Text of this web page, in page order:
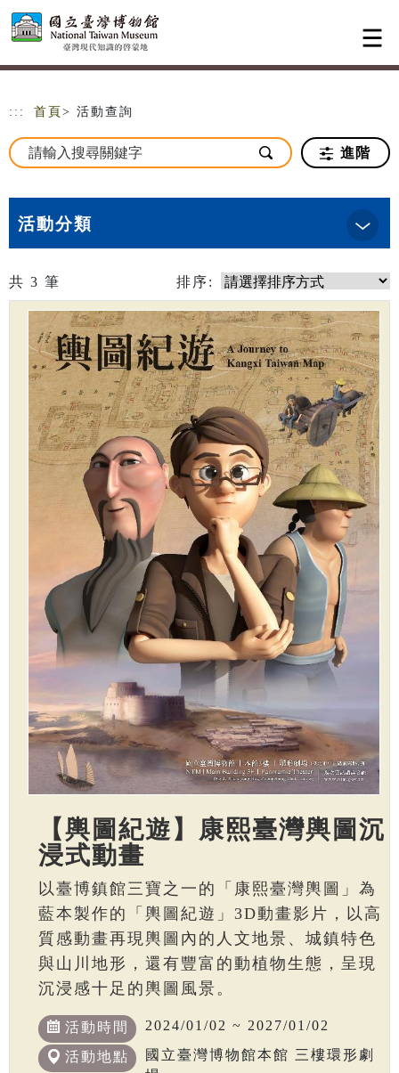
跳到主要內容
網站導覽
::: 首頁 > 活動查詢
進階
活動分類
共 3 筆 排序:
【輿圖紀遊】康熙臺灣輿圖沉
浸式動畫
以臺博鎮館三寶之一的「康熙臺灣輿圖」為
藍本製作的「輿圖紀遊」3D動畫影片，以高
質感動畫再現輿圖內的人文地景、城鎮特色
與山川地形，還有豐富的動植物生態，呈現
沉浸感十足的輿圖風景。
活動時間 2024/01/02 ~ 2027/01/02
活動地點
國立臺灣博物館本館 三樓環形劇